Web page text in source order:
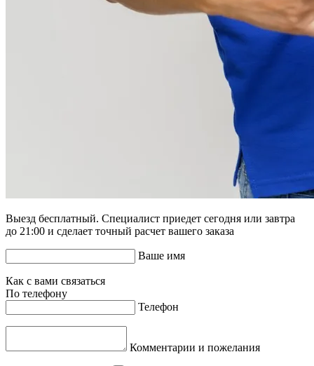
Выезд бесплатный. Специалист приедет сегодня или завтра
до 21:00 и сделает точный расчет вашего заказа
Ваше имя
Как с вами связаться
По телефону
Телефон
Комментарии и пожелания